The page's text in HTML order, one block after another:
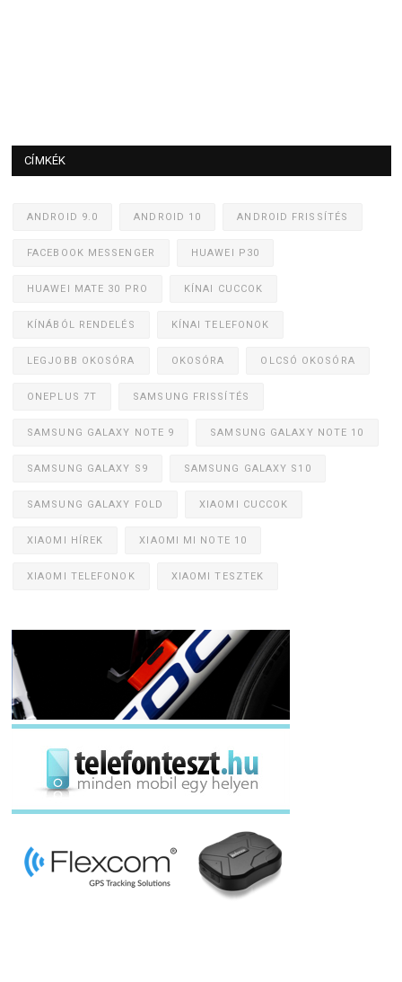
CÍMKÉK
ANDROID 9.0 ANDROID 10 ANDROID FRISSÍTÉS
FACEBOOK MESSENGER HUAWEI P30
HUAWEI MATE 30 PRO KÍNAI CUCCOK
KÍNÁBÓL RENDELÉS KÍNAI TELEFONOK
LEGJOBB OKOSÓRA OKOSÓRA OLCSÓ OKOSÓRA
ONEPLUS 7T SAMSUNG FRISSÍTÉS
SAMSUNG GALAXY NOTE 9 SAMSUNG GALAXY NOTE 10
SAMSUNG GALAXY S9 SAMSUNG GALAXY S10
SAMSUNG GALAXY FOLD XIAOMI CUCCOK
XIAOMI HÍREK XIAOMI MI NOTE 10
XIAOMI TELEFONOK XIAOMI TESZTEK